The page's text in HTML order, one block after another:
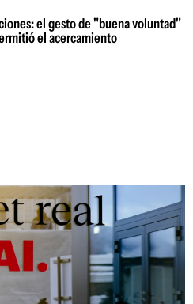
el gesto de "buena voluntad"
el acercamiento